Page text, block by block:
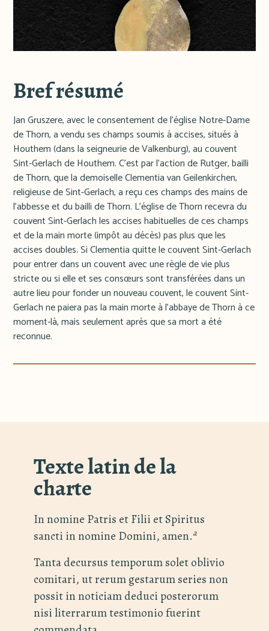
Bref résumé
Jan Gruszere, avec le consentement de l'église Notre-Dame
de Thorn, a vendu ses champs soumis à accises, situés à
Houthem (dans la seigneurie de Valkenburg), au couvent
Sint-Gerlach de Houthem. C'est par l'action de Rutger, bailli
de Thorn, que la demoiselle Clementia van Geilenkirchen,
religieuse de Sint-Gerlach, a reçu ces champs des mains de
l'abbesse et du bailli de Thorn. L'église de Thorn recevra du
couvent Sint-Gerlach les accises habituelles de ces champs
et de la main morte (impôt au décès) pas plus que les
accises doubles. Si Clementia quitte le couvent Sint-Gerlach
pour entrer dans un couvent avec une règle de vie plus
stricte ou si elle et ses consœurs sont transférées dans un
autre lieu pour fonder un nouveau couvent, le couvent Sint-
Gerlach ne paiera pas la main morte à l'abbaye de Thorn à ce
moment-là, mais seulement après que sa mort a été
reconnue.
Texte latin de la
charte
In nomine Patris et Filii et Spiritus
sancti in nomine Domini, amen.a
Tanta decursus temporum solet oblivio
comitari, ut rerum gestarum series non
possit in noticiam deduci posterorum
nisi literrarum testimonio fuerint